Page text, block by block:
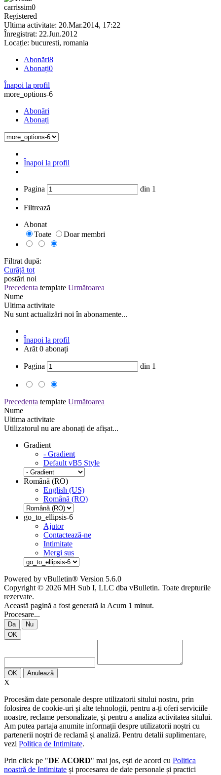
carrissim0
Registered
Ultima activitate: 20.Mar.2014, 17:22
Înregistrat: 22.Jun.2012
Locație: bucuresti, romania
Abonări8
Abonați0
Înapoi la profil
more_options-6
Abonări
Abonați
Înapoi la profil
Pagina din 1
Filtrează
Abonat
Toate
Doar membri
Filtrat după:
Curăță tot
postări noi
Precedenta template Următoarea
Nume
Ultima activitate
Nu sunt actualizări noi în abonamente...
Înapoi la profil
Arăt 0 abonați
Pagina din 1
Precedenta template Următoarea
Nume
Ultima activitate
Utilizatorul nu are abonați de afișat...
Gradient
- Gradient
Default vB5 Style
Română (RO)
English (US)
Română (RO)
go_to_ellipsis-6
Ajutor
Contactează-ne
Intimitate
Mergi sus
Powered by vBulletin® Version 5.6.0
Copyright © 2026 MH Sub I, LLC dba vBulletin. Toate drepturile
rezervate.
Această pagină a fost generată la Acum 1 minut.
Procesare...
Da
Nu
OK
OK Anulează
X
Procesăm date personale despre utilizatorii sitului nostru, prin
folosirea de cookie-uri și alte tehnologii, pentru a-ți oferi serviciile
noastre, reclame personalizate, și pentru a analiza activitatea sitului.
Am putea partaja anumite informații despre utilizatorii noștri cu
partenerii noștri de reclamă și analiză. Pentru detalii suplimentare,
vezi Politica de Intimitate.
Prin click pe "DE ACORD" mai jos, ești de acord cu Politica
noastră de Intimitate și procesarea de date personale și practici